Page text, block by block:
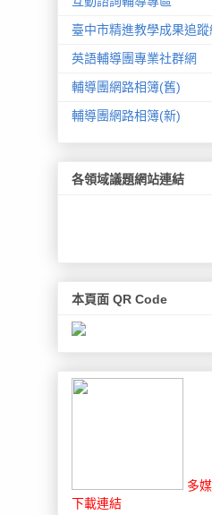
臺中市精進教學成果追蹤
英語輔導團專業社群網
輔導團網路相簿(舊)
輔導團網路相簿(新)
各領域議題網站連結
本頁面 QR Code
多
下載連結